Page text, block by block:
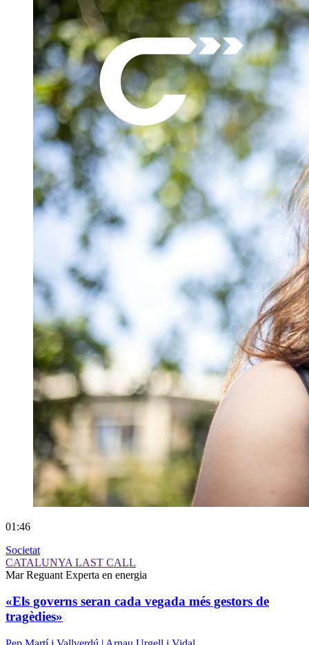
01:46
Societat
CATALUNYA LAST CALL
Mar Reguant Experta en energia
«Els governs seran cada vegada més gestors de
tragèdies»